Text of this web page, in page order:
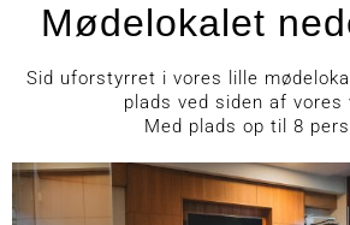
Mødelokalet
Sid uforstyrret i vores lille
plads ved siden af vores
Med plads op til 8